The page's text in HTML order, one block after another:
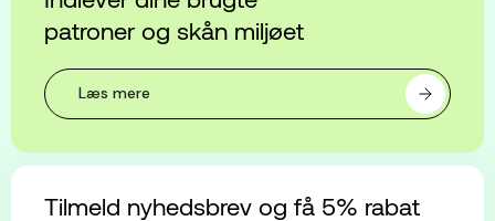
patroner og skån miljøet
Læs mere
Tilmeld nyhedsbrev og få 5% rabat